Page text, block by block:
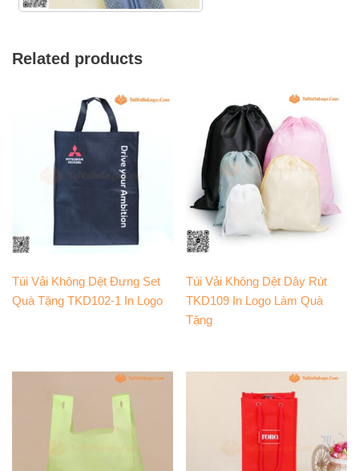
Related products
Túi Vải Không Dệt Đựng Set
Quà Tặng TKD102-1 In Logo
Túi Vải Không Dệt Dây Rút
TKD109 In Logo Làm Quà
Tặng